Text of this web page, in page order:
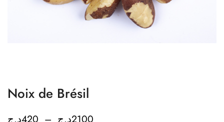
Noix de Brésil
420د.ج – 2100د.ج